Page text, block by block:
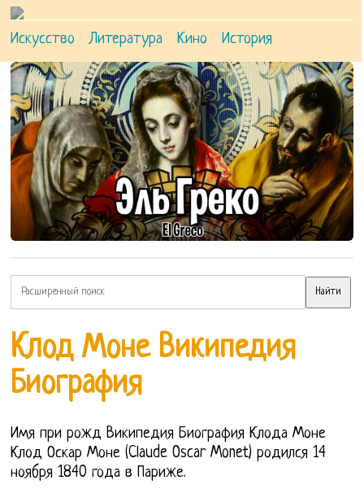
Искусство Литература Кино История
Клод Моне Википедия
Биография
Имя при рожд Википедия Биография Клода Моне
Клод Оскар Моне (Claude Oscar Monet) родился 14
ноября 1840 года в Париже.